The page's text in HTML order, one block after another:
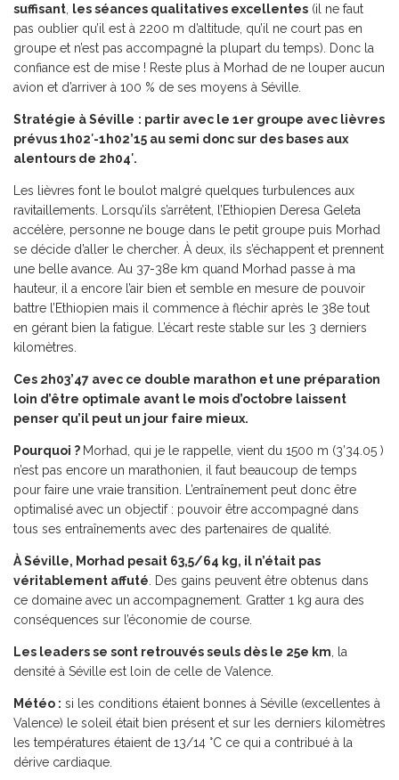
suffisant les séances qualitatives excellentes (il ne faut
pas oublier qu’il est à 2200 m d’altitude, qu’il ne court pas en
groupe et n’est pas accompagné la plupart du temps). Donc la
confiance est de mise ! Reste plus à Morhad de ne louper aucun
avion et d’arriver à 100 % de ses moyens à Séville.
Stratégie à Séville : partir avec le 1er groupe avec lièvres
prévus 1h02′-1h02’15 au semi donc sur des bases aux
alentours de 2h04′.
Les lièvres font le boulot malgré quelques turbulences aux
ravitaillements. Lorsqu’ils s’arrêtent, l’Ethiopien Deresa Geleta
accélère, personne ne bouge dans le petit groupe puis Morhad
se décide d’aller le chercher. À deux, ils s’échappent et prennent
une belle avance. Au 37-38e km quand Morhad passe à ma
hauteur, il a encore l’air bien et semble en mesure de pouvoir
battre l’Ethiopien mais il commence à fléchir après le 38e tout
en gérant bien la fatigue. L’écart reste stable sur les 3 derniers
kilomètres.
Ces 2h03’47 avec ce double marathon et une préparation
loin d’être optimale avant le mois d’octobre laissent
penser qu’il peut un jour faire mieux.
Pourquoi ? Morhad, qui je le rappelle, vient du 1500 m (3’34.05 )
n’est pas encore un marathonien, il faut beaucoup de temps
pour faire une vraie transition. L’entraînement peut donc être
optimalisé avec un objectif : pouvoir être accompagné dans
tous ses entraînements avec des partenaires de qualité.
À Séville, Morhad pesait 63,5/64 kg, il n’était pas
véritablement affuté . Des gains peuvent être obtenus dans
ce domaine avec un accompagnement. Gratter 1 kg aura des
conséquences sur l’économie de course.
Les leaders se sont retrouvés seuls dès le 25e km , la
densité à Séville est loin de celle de Valence.
Météo : si les conditions étaient bonnes à Séville (excellentes à
Valence) le soleil était bien présent et sur les derniers kilomètres
les températures étaient de 13/14 °C ce qui a contribué à la
dérive cardiaque.